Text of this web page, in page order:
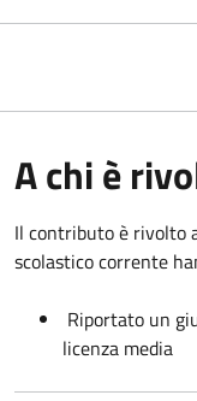
A chi è
Il contributo è rivolto
scolastico corrente
Riportato un
licenza media